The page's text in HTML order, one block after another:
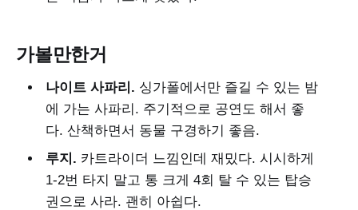
가볼만한거
나이트 사파리. 싱가폴에서만 즐길 수 있는 밤
에 가는 사파리. 주기적으로 공연도 해서 좋
다. 산책하면서 동물 구경하기 좋음.
루지. 카트라이더 느낌인데 재밌다. 시시하게
1-2번 타지 말고 통 크게 4회 탈 수 있는 탑승
권으로 사라. 괜히 아쉽다.